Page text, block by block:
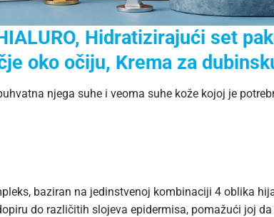
Hidratizirajući set
oko očiju, Krema za
njega suhe i veoma suhe kože kojoj je
baziran na jedinstvenoj kombinaciji 4 oblika
do različitih slojeva epidermisa, pomažući joj